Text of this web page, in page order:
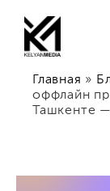
Главная »
оффлайн
Ташкенте